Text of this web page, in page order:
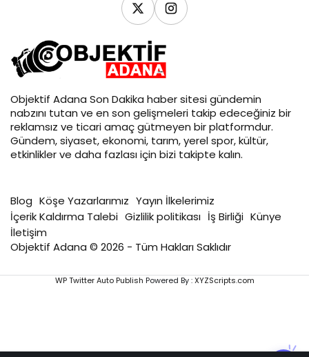
Objektif Adana Son Dakika haber sitesi gündemin
nabzını tutan ve en son gelişmeleri takip edeceğiniz bir
reklamsız ve ticari amaç gütmeyen bir platformdur.
Gündem, siyaset, ekonomi, tarım, yerel spor, kültür,
etkinlikler ve daha fazlası için bizi takipte kalın.
Blog Köşe Yazarlarımız Yayın İlkelerimiz
İçerik Kaldırma Talebi Gizlilik politikası İş Birliği Künye
İletişim
Objektif Adana © 2026 - Tüm Hakları Saklıdır
WP Twitter Auto Publish Powered By :XYZScripts.com